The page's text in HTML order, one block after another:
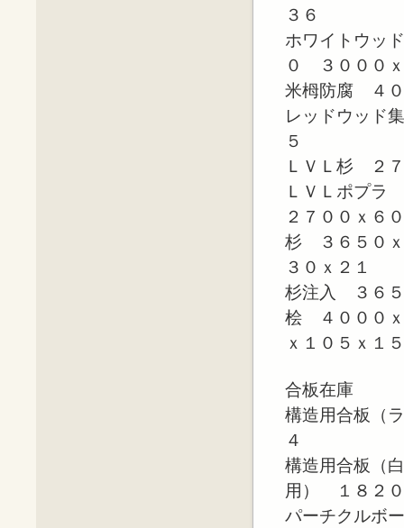
３６
ホワイトウッ
０ ３０００
米栂防腐 ４０
レッドウッド
５
ＬＶＬ杉 ２
ＬＶＬポプ
２７００ｘ６
杉 ３６５０
３０ｘ２１
杉注入 ３６
桧 ４０００
ｘ１０５ｘ１５
合板在庫
構造用合板（
４
構造用合板（
用） １８２
パーチクルボ